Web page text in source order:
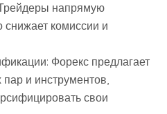
напрямую
снижает комиссии и
Форекс предлагает
и инструментов,
свои